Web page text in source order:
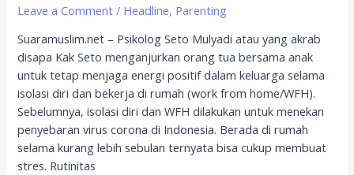
Leave a Comment / Headline, Parenting
Suaramuslim.net – Psikolog Seto Mulyadi atau yang akrab
disapa Kak Seto menganjurkan orang tua bersama anak
untuk tetap menjaga energi positif dalam keluarga selama
isolasi diri dan bekerja di rumah (work from home/WFH).
Sebelumnya, isolasi diri dan WFH dilakukan untuk menekan
penyebaran virus corona di Indonesia. Berada di rumah
selama kurang lebih sebulan ternyata bisa cukup membuat
stres. Rutinitas